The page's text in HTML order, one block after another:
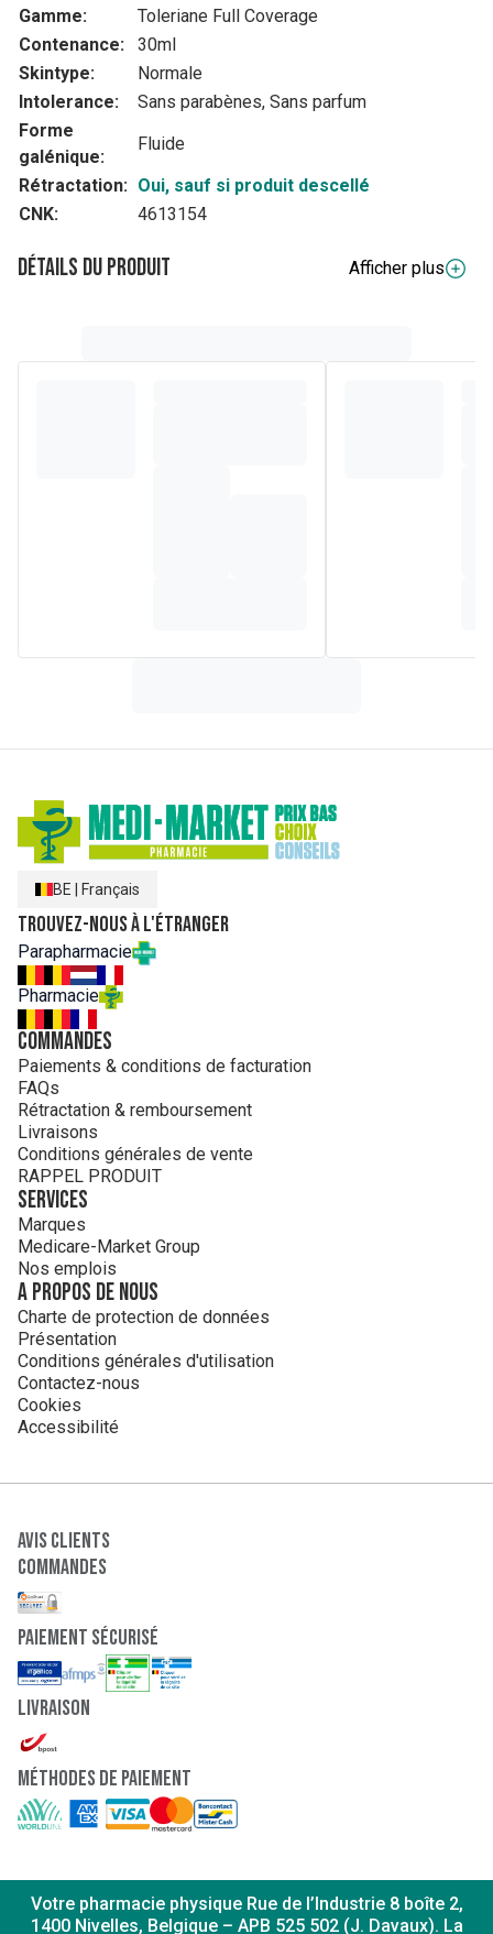
Gamme:
Toleriane Full Coverage
Contenance:
30ml
Skintype:
Normale
Intolerance:
Sans parabènes, Sans parfum
Forme
galénique:
Fluide
Rétractation: Oui, sauf si produit descellé
CNK:
4613154
Détails du produit
Afficher plus
Spécialement conçu pour les peaux sensibles, intolérantes
LAURATE • MAGNESIUM SULFATE • DISTEARDIMONIUM
BUTYL HYDROXYHYDROCINNAMATE • DISODIUM
STEAROYL GLUTAMATE • ALUMINUM HYDROXIDE
BE Français
Trouvez-nous à l'étranger
Parapharmacie
Pharmacie
Commandes
Paiements & conditions de facturation
FAQs
Rétractation & remboursement
Livraisons
Conditions générales de vente
RAPPEL PRODUIT
Services
Marques
Medicare-Market Group
Nos emplois
A propos de nous
Charte de protection de données
Présentation
Conditions générales d'utilisation
Contactez-nous
Cookies
Accessibilité
Avis clients
Commandes
paiement sécurisé
Livraison
Méthodes de paiement
Votre pharmacie physique Rue de l’Industrie 8 boîte 2,
1400 Nivelles, Belgique – APB 525 502 (J. Davaux). La